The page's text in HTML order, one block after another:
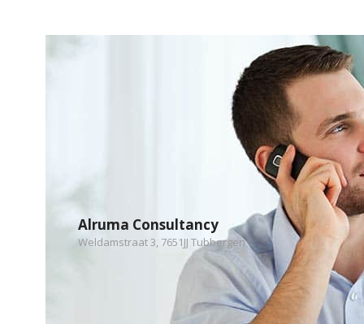
Alruma Consultancy
Weldamstraat 3, 7651JJ Tubbergen